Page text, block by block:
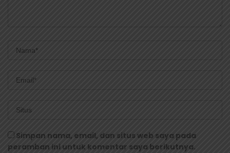
Simpan nama, email, dan situs web saya pada
peramban ini untuk komentar saya berikutnya.